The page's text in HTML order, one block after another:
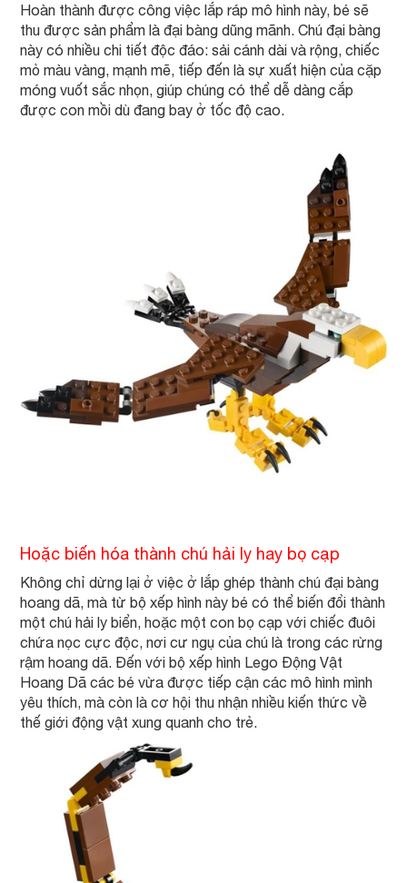
Hoàn thành được công việc lắp ráp mô hình này, bé sẽ
thu được sản phẩm là đại bàng dũng mãnh. Chú đại bàng
này có nhiều chi tiết độc đáo: sải cánh dài và rộng, chiếc
mỏ màu vàng, mạnh mẽ, tiếp đến là sự xuất hiện của cặp
móng vuốt sắc nhọn, giúp chúng có thể dễ dàng cắp
được con mồi dù đang bay ở tốc độ cao.
Hoặc biến hóa thành chú hải ly hay bọ cạp
Không chỉ dừng lại ở việc ở lắp ghép thành chú đại bàng
hoang dã, mà từ bộ xếp hình này bé có thể biến đổi thành
một chú hải ly biển, hoặc một con bọ cạp với chiếc đuôi
chứa nọc cực độc, nơi cư ngụ của chú là trong các rừng
rậm hoang dã. Đến với bộ xếp hình Lego Động Vật
Hoang Dã các bé vừa được tiếp cận các mô hình mình
yêu thích, mà còn là cơ hội thu nhận nhiều kiến thức về
thế giới động vật xung quanh cho trẻ.